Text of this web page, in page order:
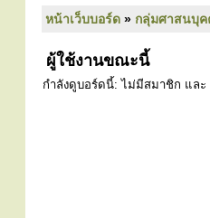
หน้าเว็บบอร์ด » กลุ่มศาสนบุค
ผู้ใช้งานขณะนี้
กำลังดูบอร์ดนี้: ไม่มีสมาชิก แล